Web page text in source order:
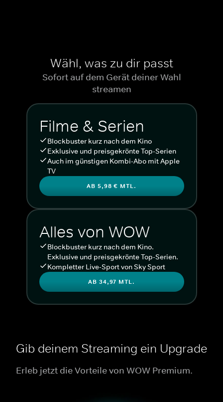
Wähl, was zu dir passt
Sofort auf dem Gerät deiner Wahl
streamen
Filme & Serien
Blockbuster kurz nach dem Kino
Exklusive und preisgekrönte Top-Serien
Auch im günstigen Kombi-Abo mit Apple
TV
AB 5,98 € MTL.
Alles von WOW
Blockbuster kurz nach dem Kino.
Exklusive und preisgekrönte Top-Serien.
Kompletter Live-Sport von Sky Sport
AB 34,97 MTL.
Gib deinem Streaming ein Upgrade
Erleb jetzt die Vorteile von WOW Premium.